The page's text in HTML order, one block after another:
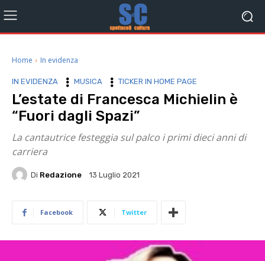
Home In evidenza
IN EVIDENZA MUSICA TICKER IN HOME PAGE
L’estate di Francesca Michielin è
“Fuori dagli Spazi”
La cantautrice festeggia sul palco i primi dieci anni di
carriera
Di Redazione 13 Luglio 2021
Facebook Twitter